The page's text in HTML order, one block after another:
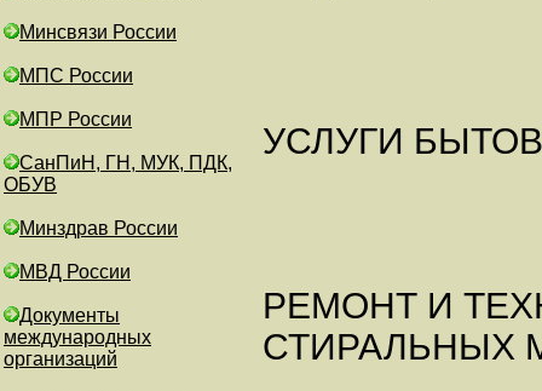
Минсвязи России
МПС России
МПР России
СанПиН, ГН, МУК, ПДК,
ОБУВ
Минздрав России
МВД России
Документы
международных
организаций
УСЛУГИ
РЕМОНТ И
СТИРАЛЬНЫХ